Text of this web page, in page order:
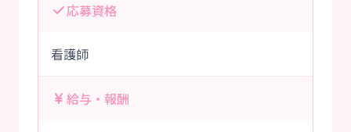
応募資格
看護師
給与・報酬